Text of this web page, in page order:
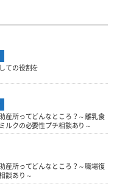
ての役割を
産所ってどんなところ？～離乳食
ルクの必要性プチ相談あり～
産所ってどんなところ？～職場復
談あり～